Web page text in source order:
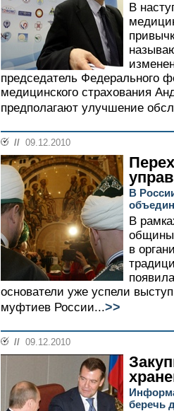
В
председатель Федерального
медицинского страхования
предполагают улучшение
// 09.12.2010
В
В
общины
в
основатели уже успели
муфтиев России...>>
// 09.12.2010
беречь